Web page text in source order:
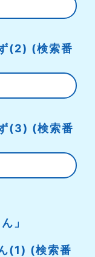
(2) (検索番
(3) (検索番
」
(1) (検索番